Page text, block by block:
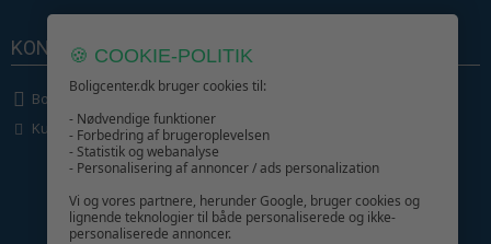
KONTAKT OS
Boligcenter.dk
Kundeservice
🍪 COOKIE-POLITIK
Boligcenter.dk bruger cookies til:
- Nødvendige funktioner
- Forbedring af brugeroplevelsen
- Statistik og webanalyse
- Personalisering af annoncer / ads personalization
Vi og vores partnere, herunder Google, bruger cookies og
lignende teknologier til både personaliserede og ikke-
personaliserede annoncer.